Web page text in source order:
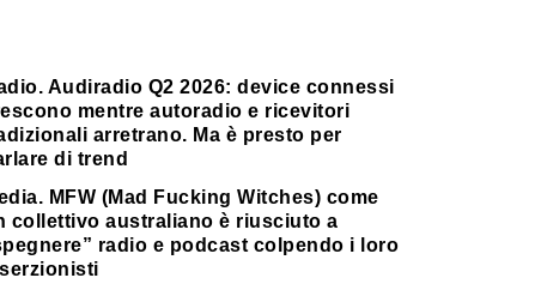
Audiradio Q2 2026: device connessi
mentre autoradio e ricevitori
arretrano. Ma è presto per
di trend
MFW (Mad Fucking Witches) come
collettivo australiano è riusciuto a
radio e podcast colpendo i loro